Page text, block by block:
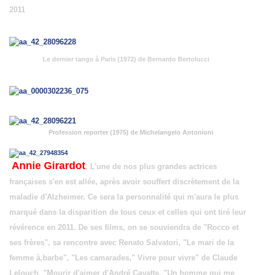
2011
Le dernier tango à Paris (1972) de Bernardo Bertolucci
Profession reporter (1975) de Michelangelo Antonioni
Annie Girardot, L'une de nos plus grandes actrices
françaises s'en est allée, après avoir souffert discrètement de la
maladie d'Alzheimer. Ce sera la personnalité qui m'aura le plus
marqué dans la disparition de tous ceux et celles qui ont tiré leur
révérence en 2011. De ses films, on se souviendra de "Rocco et
ses frères", sa rencontre avec Renato Salvatori, "Le mari de la
femme à,barbe", "Les camarades," Vivre pour vivre" de Claude
Lelouch "Mourir d'aimer d'André Cayatte, "Un homme qui me